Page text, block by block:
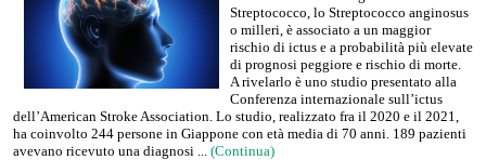
Streptococco, lo Streptococco anginosus
o milleri, è associato a un maggior
rischio di ictus e a probabilità più elevate
di prognosi peggiore e rischio di morte.
A rivelarlo è uno studio presentato alla
Conferenza internazionale sull’ictus
dell’American Stroke Association. Lo studio, realizzato fra il 2020 e il 2021,
ha coinvolto 244 persone in Giappone con età media di 70 anni. 189 pazienti
avevano ricevuto una diagnosi ... (Continua)